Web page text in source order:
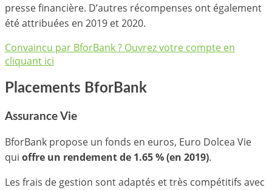
presse financière. D’autres récompenses ont également
été attribuées en 2019 et 2020.
Convaincu par BforBank ? Ouvrez votre compte en
cliquant ici
Placements BforBank
Assurance Vie
BforBank propose un fonds en euros, Euro Dolcea Vie
qui offre un rendement de 1.65 % (en 2019).
Les frais de gestion sont adaptés et très compétitifs avec